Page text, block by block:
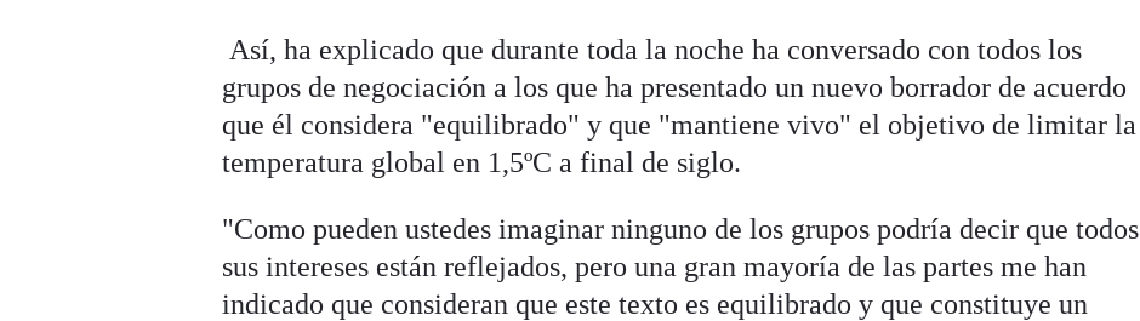
Así, ha explicado que durante toda la noche ha conversado con todos los
grupos de negociación a los que ha presentado un nuevo borrador de acuerdo
que él considera "equilibrado" y que "mantiene vivo" el objetivo de limitar la
temperatura global en 1,5ºC a final de siglo.
"Como pueden ustedes imaginar ninguno de los grupos podría decir que todos
sus intereses están reflejados, pero una gran mayoría de las partes me han
indicado que consideran que este texto es equilibrado y que constituye un